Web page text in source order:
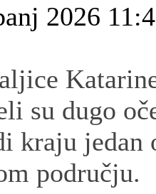
2026
su dugo
kraju
području.